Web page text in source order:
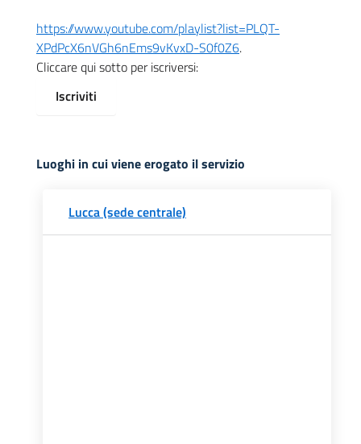
https://www.youtube.com/playlist?list=PLQT-
XPdPcX6nVGh6nEms9vKvxD-S0f0Z6.
Cliccare qui sotto per iscriversi:
Iscriviti
Luoghi in cui viene erogato il servizio
Lucca (sede centrale)